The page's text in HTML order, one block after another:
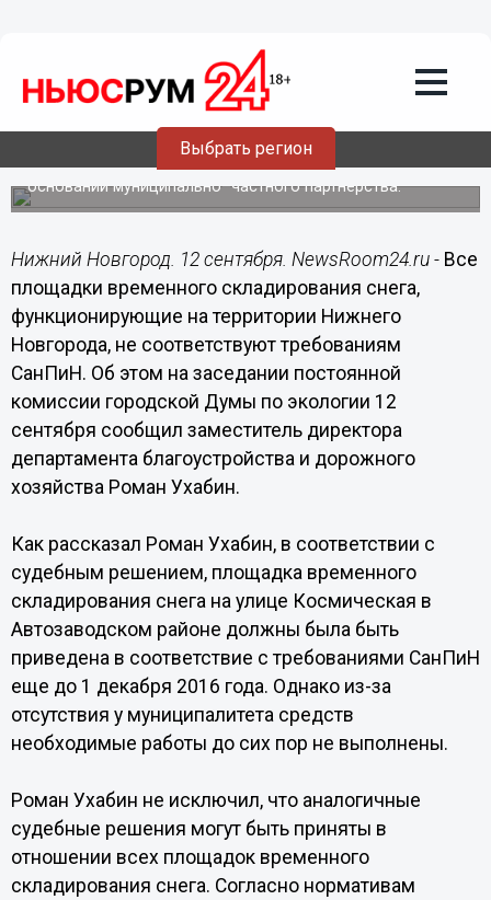
Выбрать регион
Все площадки временного
складирования снега в Нижнем
Новгороде не соответствуют
требованиям СанПиН
Будет проработана возможность их благоустройства на
основании муниципально–частного партнерства.
Нижний Новгород. 12 сентября. NewsRoom24.ru - Все
площадки временного складирования снега,
функционирующие на территории Нижнего
Новгорода, не соответствуют требованиям
СанПиН. Об этом на заседании постоянной
комиссии городской Думы по экологии 12
сентября сообщил заместитель директора
департамента благоустройства и дорожного
хозяйства Роман Ухабин.
Как рассказал Роман Ухабин, в соответствии с
судебным решением, площадка временного
складирования снега на улице Космическая в
Автозаводском районе должны была быть
приведена в соответствие с требованиями СанПиН
еще до 1 декабря 2016 года. Однако из-за
отсутствия у муниципалитета средств
необходимые работы до сих пор не выполнены.
Роман Ухабин не исключил, что аналогичные
судебные решения могут быть приняты в
отношении всех площадок временного
складирования снега. Согласно нормативам